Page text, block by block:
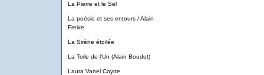
La Pierre et le Sel
La poésie et ses entours / Alain
Freixe
La Sirène étoilée
La Toile de l'Un (Alain Boudet)
Laura Vanel Coytte